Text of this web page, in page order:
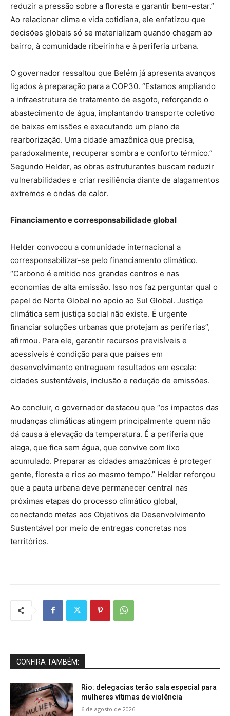
reduzir a pressão sobre a floresta e garantir bem-estar.”
Ao relacionar clima e vida cotidiana, ele enfatizou que
decisões globais só se materializam quando chegam ao
bairro, à comunidade ribeirinha e à periferia urbana.
O governador ressaltou que Belém já apresenta avanços
ligados à preparação para a COP30. “Estamos ampliando
a infraestrutura de tratamento de esgoto, reforçando o
abastecimento de água, implantando transporte coletivo
de baixas emissões e executando um plano de
rearborização. Uma cidade amazônica que precisa,
paradoxalmente, recuperar sombra e conforto térmico.”
Segundo Helder, as obras estruturantes buscam reduzir
vulnerabilidades e criar resiliência diante de alagamentos
extremos e ondas de calor.
Financiamento e corresponsabilidade global
Helder convocou a comunidade internacional a
corresponsabilizar-se pelo financiamento climático.
“Carbono é emitido nos grandes centros e nas
economias de alta emissão. Isso nos faz perguntar qual o
papel do Norte Global no apoio ao Sul Global. Justiça
climática sem justiça social não existe. É urgente
financiar soluções urbanas que protejam as periferias”,
afirmou. Para ele, garantir recursos previsíveis e
acessíveis é condição para que países em
desenvolvimento entreguem resultados em escala:
cidades sustentáveis, inclusão e redução de emissões.
Ao concluir, o governador destacou que “os impactos das
mudanças climáticas atingem principalmente quem não
dá causa à elevação da temperatura. É a periferia que
alaga, que fica sem água, que convive com lixo
acumulado. Preparar as cidades amazônicas é proteger
gente, floresta e rios ao mesmo tempo.” Helder reforçou
que a pauta urbana deve permanecer central nas
próximas etapas do processo climático global,
conectando metas aos Objetivos de Desenvolvimento
Sustentável por meio de entregas concretas nos
territórios.
CONFIRA TAMBÉM:
Rio: delegacias terão sala especial para
mulheres vítimas de violência
6 de agosto de 2026